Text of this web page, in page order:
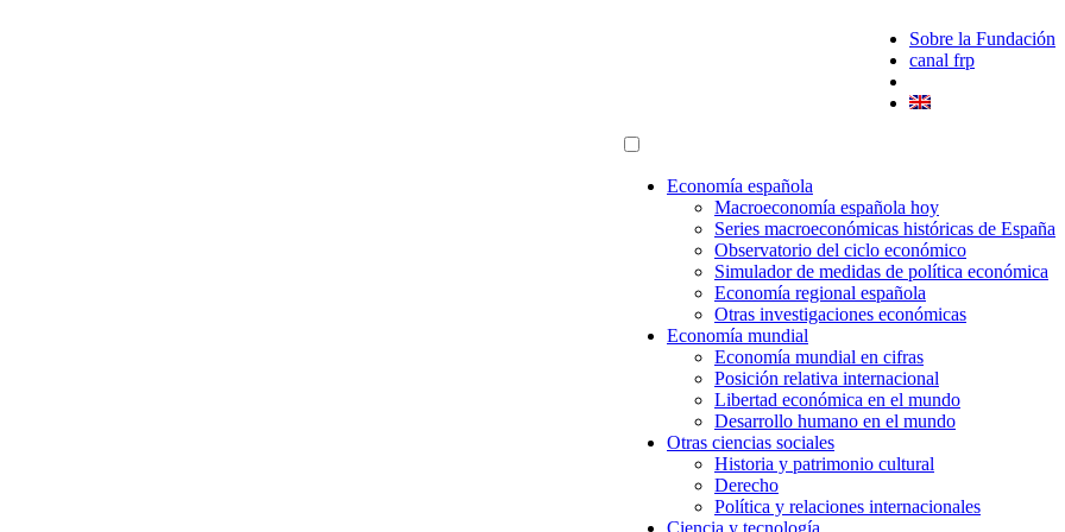
Sobre la Fundación
canal frp
Economía española
Macroeconomía española hoy
Series macroeconómicas históricas de España
Observatorio del ciclo económico
Simulador de medidas de política económica
Economía regional española
Otras investigaciones económicas
Economía mundial
Economía mundial en cifras
Posición relativa internacional
Libertad económica en el mundo
Desarrollo humano en el mundo
Otras ciencias sociales
Historia y patrimonio cultural
Derecho
Política y relaciones internacionales
Ciencia y tecnología